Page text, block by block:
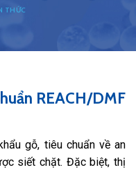
THỨC
REACH/DMF
gỗ, tiêu chuẩn về an
siết chặt. Đặc biệt, thị